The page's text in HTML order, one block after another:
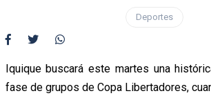
Deportes
Iquique buscará este martes una
fase de grupos de Copa Libertadores,